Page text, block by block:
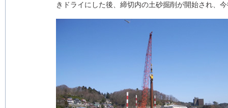
きドライにした後、締切内の土砂掘削が開始され、